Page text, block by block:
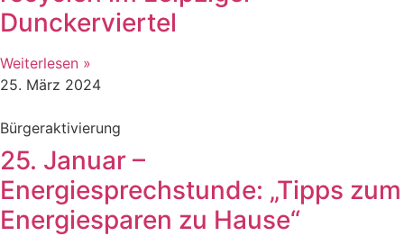
Dunckerviertel
Weiterlesen »
25. März 2024
Bürgeraktivierung
25. Januar –
Energiesprechstunde: „Tipps zum
Energiesparen zu Hause“